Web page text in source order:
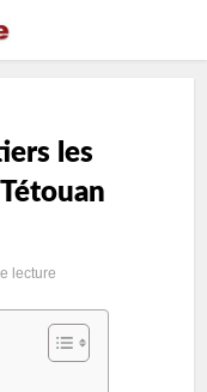
les
lecture